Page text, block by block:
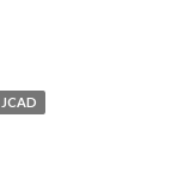
JCAD